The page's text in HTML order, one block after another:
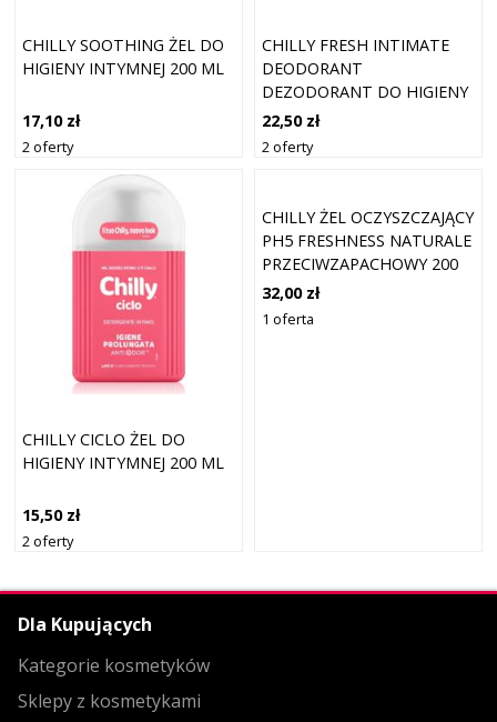
CHILLY SOOTHING ŻEL DO
HIGIENY INTYMNEJ 200 ML
17,10 zł
2 oferty
CHILLY FRESH INTIMATE
DEODORANT
DEZODORANT DO HIGIENY
INTYMNEJ DLA KOBIET 50
ML
22,50 zł
2 oferty
CHILLY CICLO ŻEL DO
HIGIENY INTYMNEJ 200 ML
15,50 zł
2 oferty
CHILLY ŻEL OCZYSZCZAJĄCY
PH5 FRESHNESS NATURALE
PRZECIWZAPACHOWY 200
ML
32,00 zł
1 oferta
Dla Kupujących
Kategorie kosmetyków
Sklepy z kosmetykami